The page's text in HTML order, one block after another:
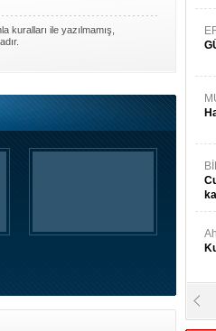
kuralları ile yazılmamış,